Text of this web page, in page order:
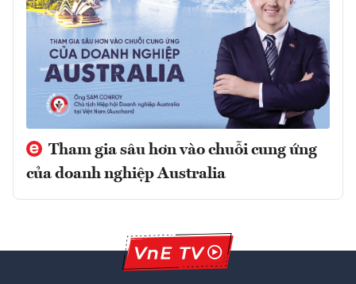
Tham gia sâu hơn vào chuỗi cung ứng
của doanh nghiệp Australia